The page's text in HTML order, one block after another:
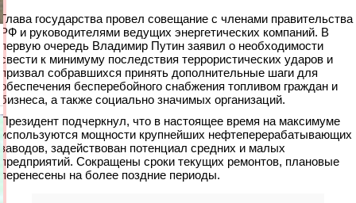
Глава государства провел совещание с членами правительства
РФ и руководителями ведущих энергетических компаний. В
первую очередь Владимир Путин заявил о необходимости
свести к минимуму последствия террористических ударов и
призвал собравшихся принять дополнительные шаги для
обеспечения бесперебойного снабжения топливом граждан и
бизнеса, а также социально значимых организаций.
Президент подчеркнул, что в настоящее время на максимуме
используются мощности крупнейших нефтеперерабатывающих
заводов, задействован потенциал средних и малых
предприятий. Сокращены сроки текущих ремонтов, плановые
перенесены на более поздние периоды.